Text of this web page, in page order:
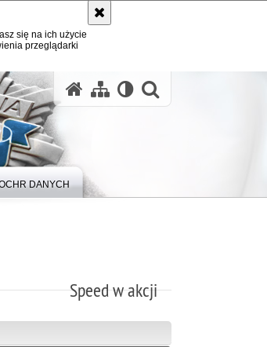
się na ich użycie
przeglądarki
DANYCH
Speed w akcji